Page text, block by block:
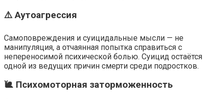
⚠️ Аутоагрессия
Самоповреждения и суицидальные мысли — не
манипуляция, а отчаянная попытка справиться с
непереносимой психической болью. Суицид остаётся
одной из ведущих причин смерти среди подростков.
🐌 Психомоторная заторможенность